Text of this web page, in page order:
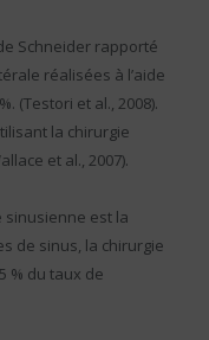
Schneider rapporté
réalisées à l’aide
(Testori et al., 2008).
la chirurgie
et al., 2007).
est la
de sinus, la chirurgie
% du taux de